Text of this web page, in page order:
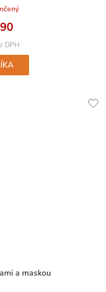
DPH
a maskou